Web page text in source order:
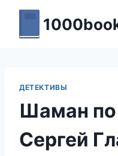
Перейти
содержимому
ДЕТЕКТИВЫ
Шаман
Сергей